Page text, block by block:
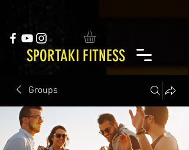
SPORTAKI FITNESS
Groups